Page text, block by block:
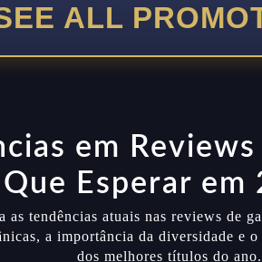
ALL
em
Que Esperar em
as tendências atuais nas reviews de
a importância da diversidade e
dos melhores títulos do ano.